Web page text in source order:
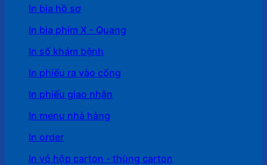
In bìa hồ sơ
In bìa phim X - Quang
In sổ khám bệnh
In phiếu ra vào cổng
In phiếu giao nhận
In menu nhà hàng
In order
In vỏ hộp carton - thùng carton